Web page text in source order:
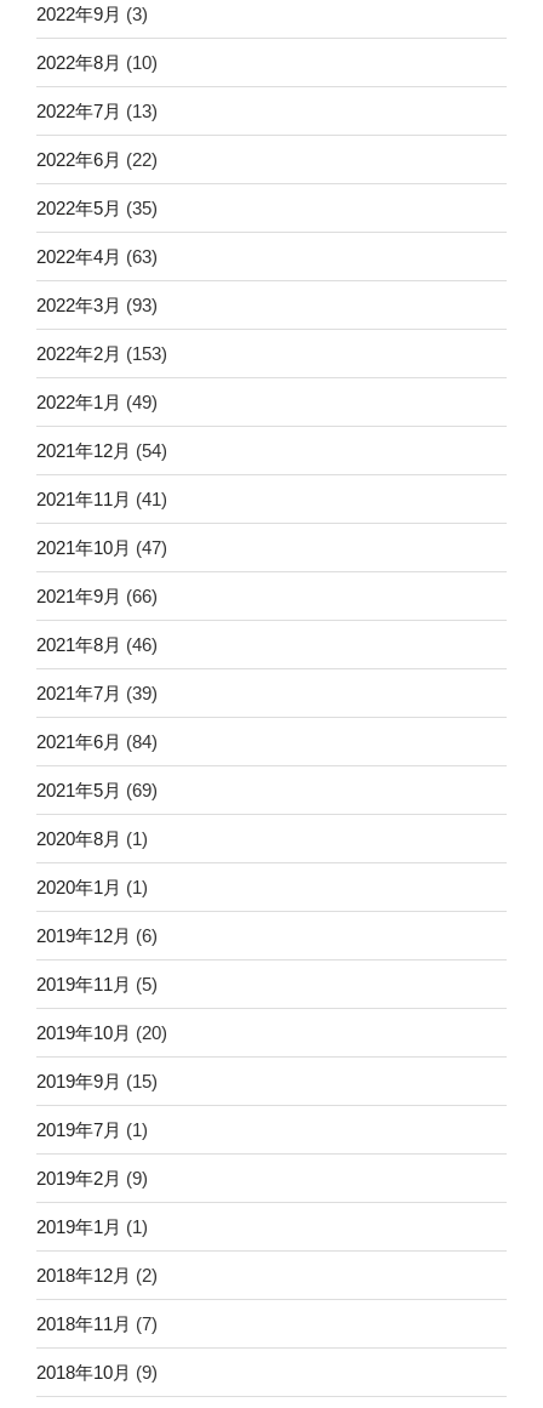
2022年9月 (3)
2022年8月 (10)
2022年7月 (13)
2022年6月 (22)
2022年5月 (35)
2022年4月 (63)
2022年3月 (93)
2022年2月 (153)
2022年1月 (49)
2021年12月 (54)
2021年11月 (41)
2021年10月 (47)
2021年9月 (66)
2021年8月 (46)
2021年7月 (39)
2021年6月 (84)
2021年5月 (69)
2020年8月 (1)
2020年1月 (1)
2019年12月 (6)
2019年11月 (5)
2019年10月 (20)
2019年9月 (15)
2019年7月 (1)
2019年2月 (9)
2019年1月 (1)
2018年12月 (2)
2018年11月 (7)
2018年10月 (9)